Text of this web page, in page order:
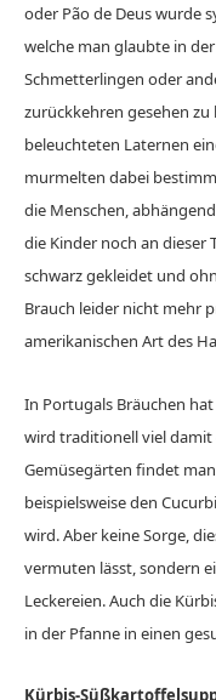
oder Pão de Deus wurde
welche man glaubte in
Schmetterlingen oder
zurückkehren gesehen
beleuchteten Laternen
murmelten dabei
die Menschen,
die Kinder noch an dieser
schwarz gekleidet und
Brauch leider nicht mehr
amerikanischen Art des
In Portugals Bräuchen
wird traditionell viel
Gemüsegärten findet
beispielsweise den
wird. Aber keine Sorge,
vermuten lässt, sondern
Leckereien. Auch die
in der Pfanne in einen
Kürbis-